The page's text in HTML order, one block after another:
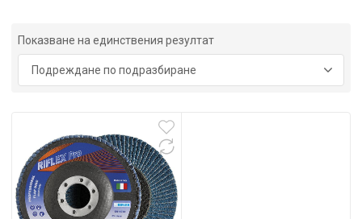
Показване на единствения резултат